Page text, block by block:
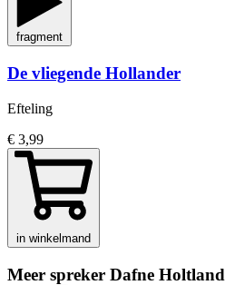
fragment
De vliegende Hollander
Efteling
€ 3,99
in winkelmand
Meer spreker Dafne Holtland